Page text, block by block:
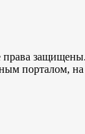
порталом,